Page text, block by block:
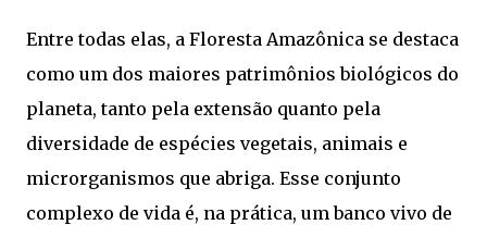
Entre todas elas, a Floresta Amazônica se destaca
como um dos maiores patrimônios biológicos do
planeta, tanto pela extensão quanto pela
diversidade de espécies vegetais, animais e
microrganismos que abriga. Esse conjunto
complexo de vida é, na prática, um banco vivo de